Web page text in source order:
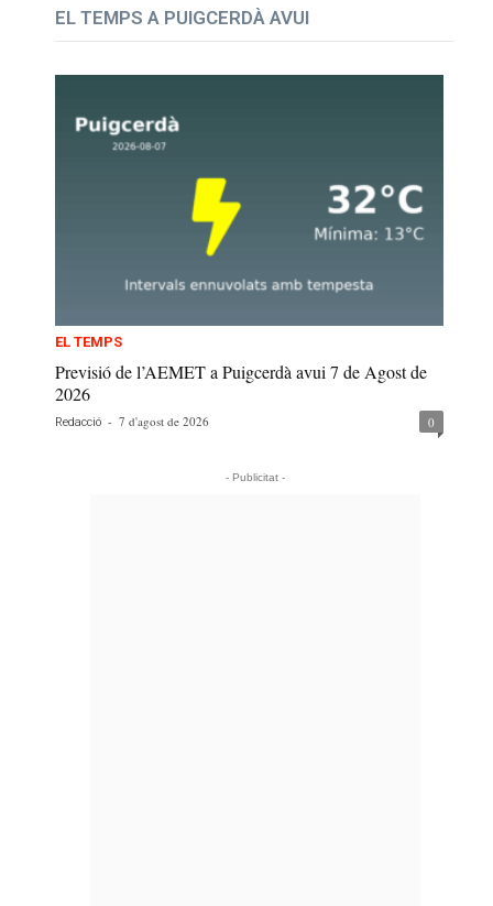
EL TEMPS A PUIGCERDÀ AVUI
EL TEMPS
Previsió de l’AEMET a Puigcerdà avui 7 de Agost de
2026
Redacció - 7 d'agost de 2026 0
- Publicitat -